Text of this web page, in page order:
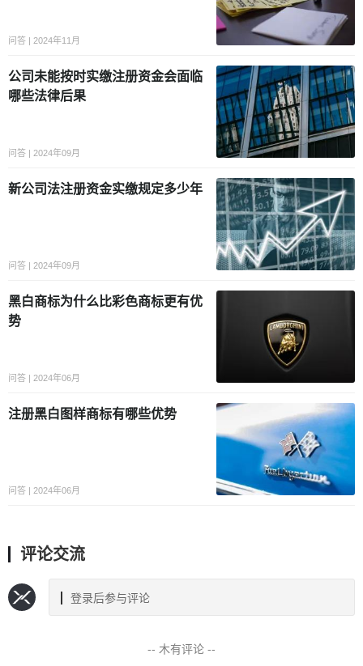
问答 | 2024年11月
公司未能按时实缴注册资金会面临
哪些法律后果
问答 | 2024年09月
新公司法注册资金实缴规定多少年
问答 | 2024年09月
黑白商标为什么比彩色商标更有优
势
问答 | 2024年06月
注册黑白图样商标有哪些优势
问答 | 2024年06月
评论交流
登录后参与评论
-- 木有评论 --